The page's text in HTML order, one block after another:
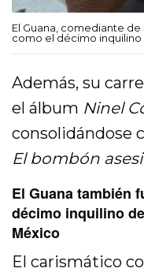
El Guana, comediante
como el décimo inquilino
Además, su
el álbum Ninel
consolidándose
El bombón
El Guana también
décimo inquilino
México
El carismático